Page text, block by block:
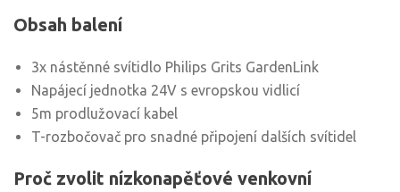
Obsah balení
3x nástěnné svítidlo Philips Grits GardenLink
Napájecí jednotka 24V s evropskou vidlicí
5m prodlužovací kabel
T-rozbočovač pro snadné připojení dalších svítidel
Proč zvolit nízkonapěťové venkovní